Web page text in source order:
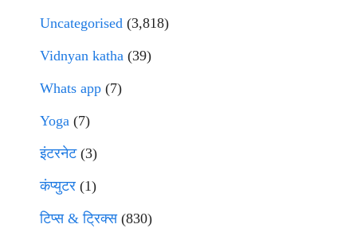
Uncategorised (3,818)
Vidnyan katha (39)
Whats app (7)
Yoga (7)
इंटरनेट(3)
कंप्युटर (1)
टिप्स & ट्रिक्स(830)